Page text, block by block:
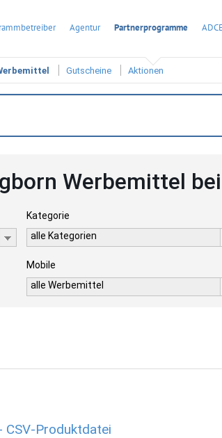
Agentur Partnerprogramme
Gutscheine Aktionen
Werbemittel bei
Kategorie
alle Kategorien
Mobile
alle Werbemittel
Produktdatei